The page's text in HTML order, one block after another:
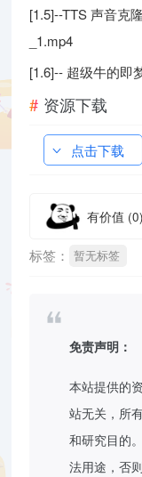
[1.5]--TTS 声音克
_1.mp4
[1.6]-- 超级牛的即
资源下载
点击下载
有价值 (0)
标签： 暂无标签
免责声明：
本站提供的
站无关，所
和研究目的
法用途，否